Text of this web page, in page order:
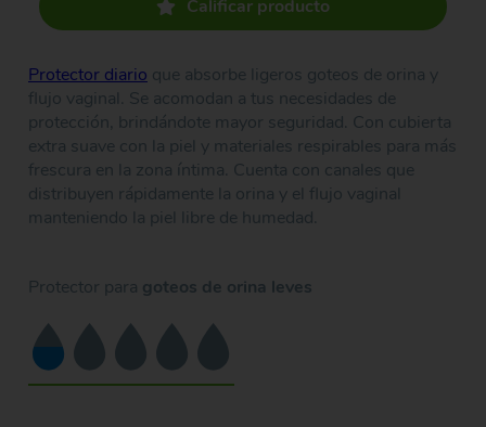
Calificar producto
Protector diario que absorbe ligeros goteos de orina y
flujo vaginal. Se acomodan a tus necesidades de
protección, brindándote mayor seguridad. Con cubierta
extra suave con la piel y materiales respirables para más
frescura en la zona íntima. Cuenta con canales que
distribuyen rápidamente la orina y el flujo vaginal
manteniendo la piel libre de humedad.
Protector para goteos de orina leves